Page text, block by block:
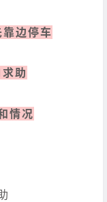
边停车
助
情况